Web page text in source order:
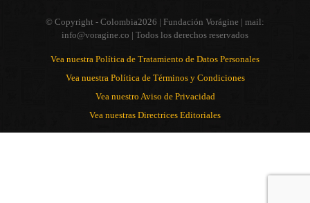
© Copyright - Colombia2026 | Fundación Vorágine | mail:
info@voragine.co | Todos los derechos reservados
Vea nuestra Política de Tratamiento de Datos Personales
Vea nuestra Política de Términos y Condiciones
Vea nuestro Aviso de Privacidad
Vea nuestras Directrices Editoriales